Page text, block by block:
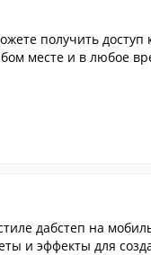
получить
месте и в любое
дабстеп на
и эффекты для